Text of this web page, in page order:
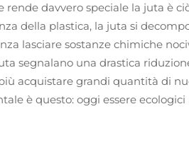
davvero speciale la juta è
della plastica, la juta si
lasciare sostanze chimiche
segnalano una drastica
acquistare grandi quantità di
è questo: oggi essere